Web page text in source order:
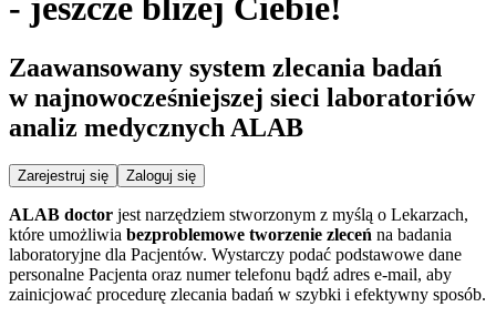
Zaawansowany system zlecania badań
w najnowocześniejszej sieci laboratoriów
analiz medycznych ALAB
Zarejestruj się Zaloguj się
ALAB doctor jest narzędziem stworzonym z myślą o Lekarzach,
które umożliwia bezproblemowe tworzenie zleceń na badania
laboratoryjne dla Pacjentów. Wystarczy podać podstawowe dane
personalne Pacjenta oraz numer telefonu bądź adres e-mail, aby
zainicjować procedurę zlecania badań w szybki i efektywny sposób.